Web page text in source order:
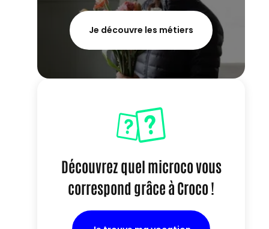
Je découvre les métiers
Découvrez quel microco vous
correspond grâce à Croco !